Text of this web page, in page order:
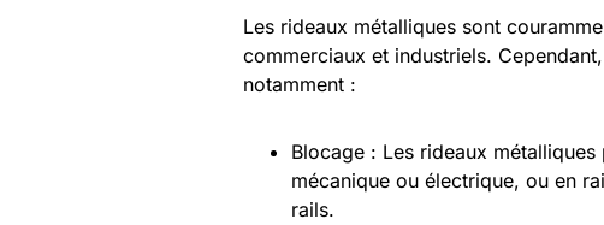
Les rideaux métalliques sont
commerciaux et industriels.
notamment :
Blocage : Les rideaux
mécanique ou électrique, ou en
rails.